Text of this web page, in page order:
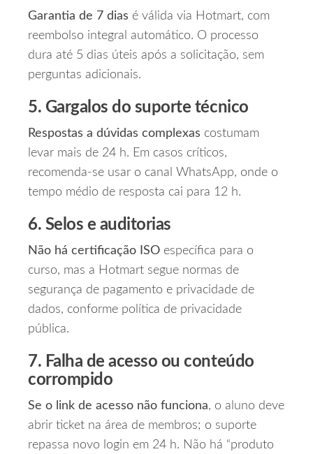
Garantia de 7 dias é válida via Hotmart, com
reembolso integral automático. O processo
dura até 5 dias úteis após a solicitação, sem
perguntas adicionais.
5. Gargalos do suporte técnico
Respostas a dúvidas complexas costumam
levar mais de 24 h. Em casos críticos,
recomenda‑se usar o canal WhatsApp, onde o
tempo médio de resposta cai para 12 h.
6. Selos e auditorias
Não há certificação ISO específica para o
curso, mas a Hotmart segue normas de
segurança de pagamento e privacidade de
dados, conforme política de privacidade
pública.
7. Falha de acesso ou conteúdo
corrompido
Se o link de acesso não funciona, o aluno deve
abrir ticket na área de membros; o suporte
repassa novo login em 24 h. Não há “produto